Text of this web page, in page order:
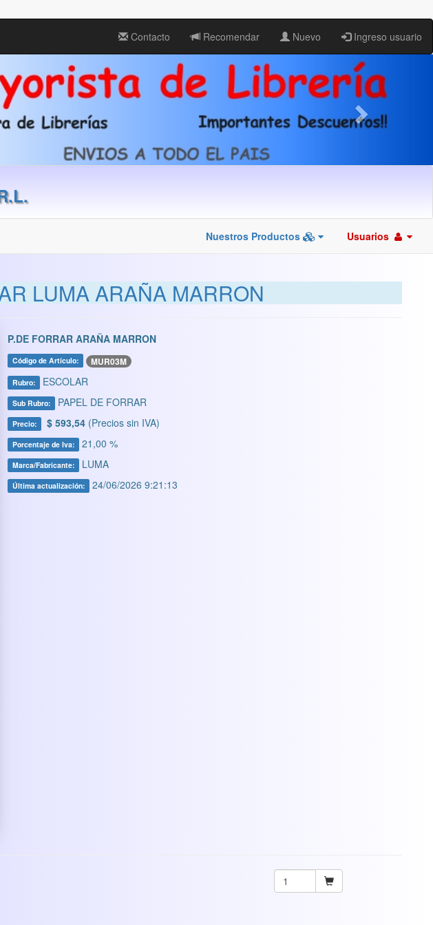
Contacto Recomendar Nuevo Ingreso usuario
Nuestros Productos Usuarios
LUMA ARAÑA MARRON
P.DE FORRAR ARAÑA MARRON
Código de Artículo: MUR03M
Rubro: ESCOLAR
Sub Rubro: PAPEL DE FORRAR
Precio: $ 593,54 (Precios sin IVA)
Porcentaje de Iva: 21,00 %
Marca/Fabricante: LUMA
Última actualización: 24/06/2026 9:21:13